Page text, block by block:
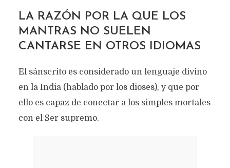
LA RAZÓN POR LA QUE LOS
MANTRAS NO SUELEN
CANTARSE EN OTROS IDIOMAS
El sánscrito es considerado un lenguaje divino
en la India (hablado por los dioses), y que por
ello es capaz de conectar a los simples mortales
con el Ser supremo.